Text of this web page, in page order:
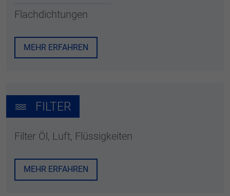
Flachdichtungen
MEHR ERFAHREN
FILTER
Filter Öl, Luft, Flüssigkeiten
MEHR ERFAHREN